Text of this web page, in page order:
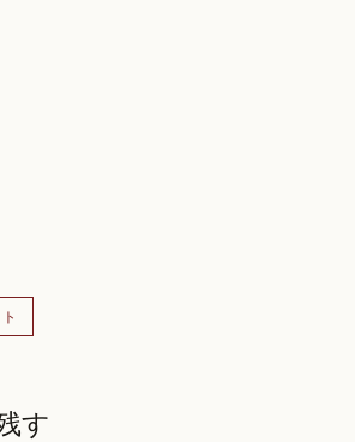
す